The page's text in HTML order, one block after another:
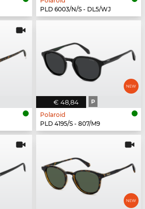
PLD 6003/N/S - DL5/WJ
€ 48,84 P
Polaroid
PLD 4195/S - 807/M9